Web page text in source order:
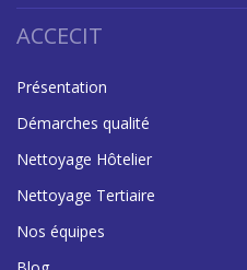
ACCECIT
Présentation
Démarches qualité
Nettoyage Hôtelier
Nettoyage Tertiaire
Nos équipes